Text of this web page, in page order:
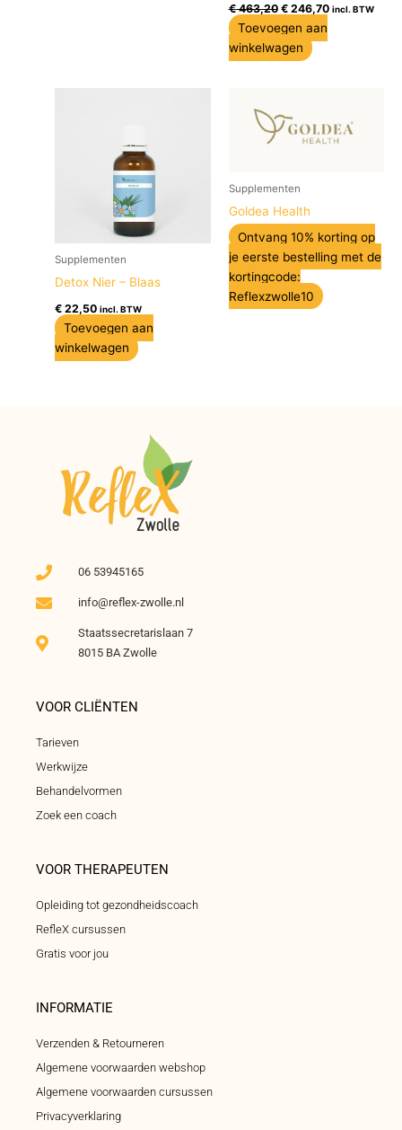
€463,20 €246,70 incl. BTW
Toevoegen aan
winkelwagen
Supplementen
Detox Nier – Blaas
€ 22,50 incl. BTW
Toevoegen aan
winkelwagen
Supplementen
Goldea Health
Ontvang 10% korting op
je eerste bestelling met de
kortingcode:
Reflexzwolle10
06 53945165
info@reflex-zwolle.nl
Staatssecretarislaan 7
8015 BA Zwolle
VOOR CLIËNTEN
Tarieven
Werkwijze
Behandelvormen
Zoek een coach
VOOR THERAPEUTEN
Opleiding tot gezondheidscoach
RefleX cursussen
Gratis voor jou
INFORMATIE
Verzenden & Retourneren
Algemene voorwaarden webshop
Algemene voorwaarden cursussen
Privacyverklaring